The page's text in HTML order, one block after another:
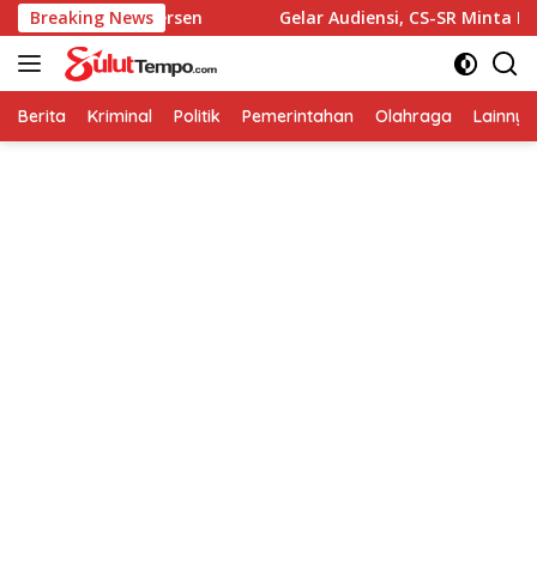
Langsung
ke
konten
Breaking News
Capai 90 Persen Gelar Audiensi, CS-SR Minta
Berita Kriminal Politik Pemerintahan Olahraga Lainnya